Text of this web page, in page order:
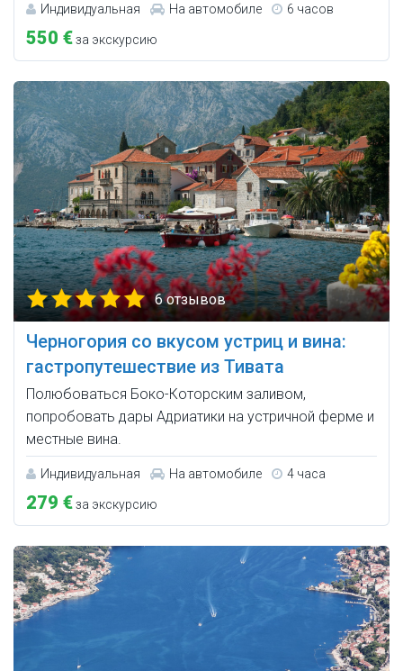
Индивидуальная На автомобиле 6 часов
550 €за экскурсию
6 отзывов
Черногория со вкусом устриц и вина:
гастропутешествие из Тивата
Полюбоваться Боко-Которским заливом,
попробовать дары Адриатики на устричной ферме и
местные вина.
Индивидуальная На автомобиле 4 часа
279 €за экскурсию